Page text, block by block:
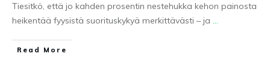
Tiesitkö, että jo kahden prosentin nestehukka kehon painosta
heikentää fyysistä suorituskykyä merkittävästi – ja ...
Read More